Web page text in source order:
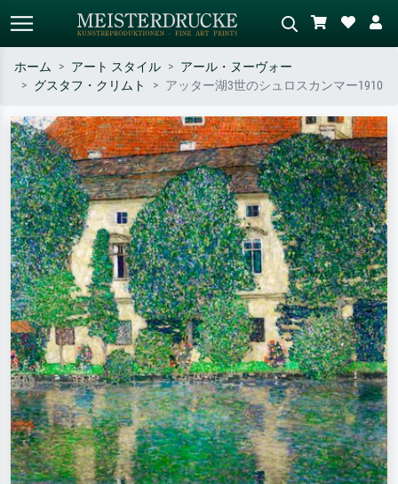
作家名・作品名・スタイルで検索
– 例：モネ、星月夜、印象派、北
斎の波、ヌード。
シーンを説明してください – 例：
緑の草原、赤の多い抽象画、暗い
油絵、木のそばの立ち姿のヌー
ド。
ホーム アート スタイル
アール・ヌーヴォー
グスタフ・クリムト
アッター湖3世のシュロスカンマー1910